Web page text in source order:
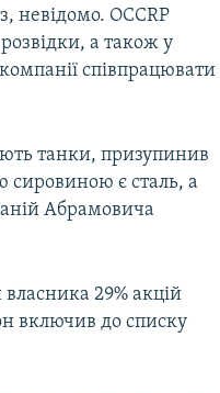
невідомо. OCCRP
а також у
співпрацювати
танки, призупинив
є сталь, а
Абрамовича
29% акцій
включив до списку